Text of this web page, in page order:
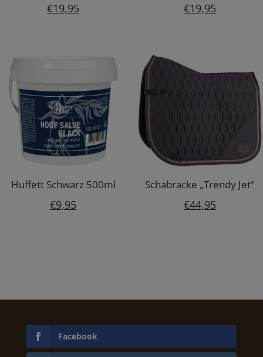
€19,95 €19,95
Huffett Schwarz 500ml
€9,95
Schabracke „Trendy Jet“
€44,95
Facebook